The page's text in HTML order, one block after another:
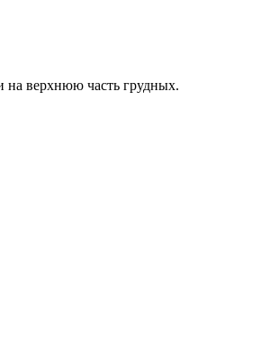
верхнюю часть грудных.